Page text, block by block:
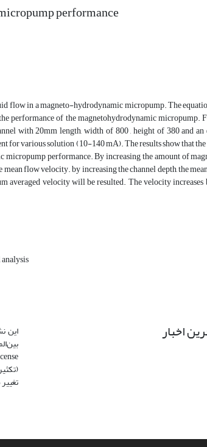
performance
flow in a magneto-hydrodynamic micropump. The
performance of the magnetohydrodynamic micropump.
with 20mm length, width of 800 , height of 380 and
for various solution (10-140 mA). The results show that
performance. By increasing the amount of
flow velocity. by increasing the channel depth, the
averaged velocity will be resulted. The velocity
اخبار این
ازسیناوب